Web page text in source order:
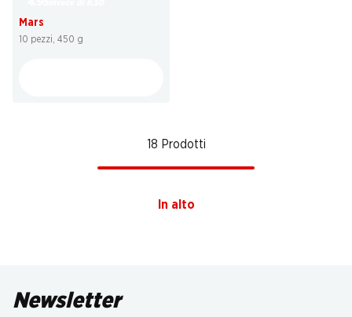
Mars
10 pezzi, 450 g
18 Prodotti
In alto
Newsletter